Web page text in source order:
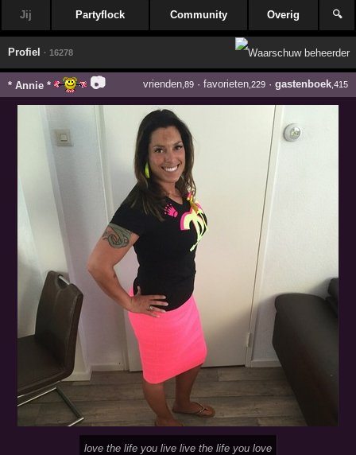
Jij Partyflock Community Overig 🔍
Profiel · 16278
* Annie * 📷 vrienden,89· favorieten,229· gastenboek,415
love the life you live live the life you love